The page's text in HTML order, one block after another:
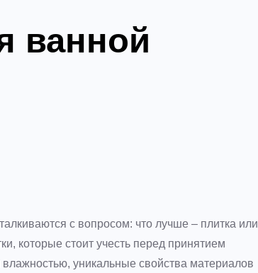
ванной
с вопросом: что лучше – плитка или
которые стоит учесть перед принятием
уникальные свойства материалов